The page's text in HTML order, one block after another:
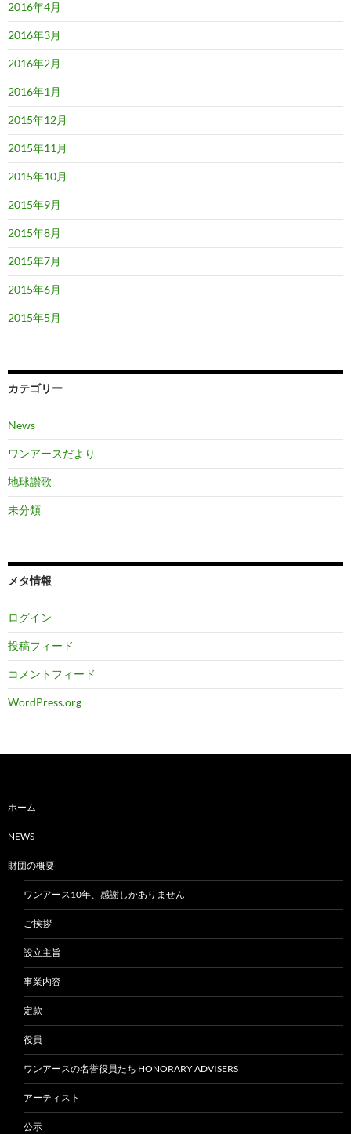
2016年4月
2016年3月
2016年2月
2016年1月
2015年12月
2015年11月
2015年10月
2015年9月
2015年8月
2015年7月
2015年6月
2015年5月
カテゴリー
News
ワンアースだより
地球讃歌
未分類
メタ情報
ログイン
投稿フィード
コメントフィード
WordPress.org
ホーム
NEWS
財団の概要
ワンアース10年、感謝しかありません
ご挨拶
設立主旨
事業内容
定款
役員
ワンアースの名誉役員たち HONORARY ADVISERS
アーティスト
公示